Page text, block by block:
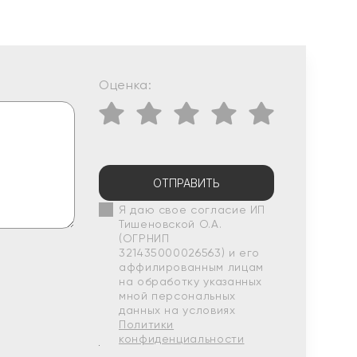
Оценка:
ОТПРАВИТЬ
Я даю свое согласие ИП
Тишеновской О.А.
(ОГРНИП
321435000026563) и его
аффилированным лицам
на обработку указанных
мной персональных
данных на условиях
Политики
конфиденциальности